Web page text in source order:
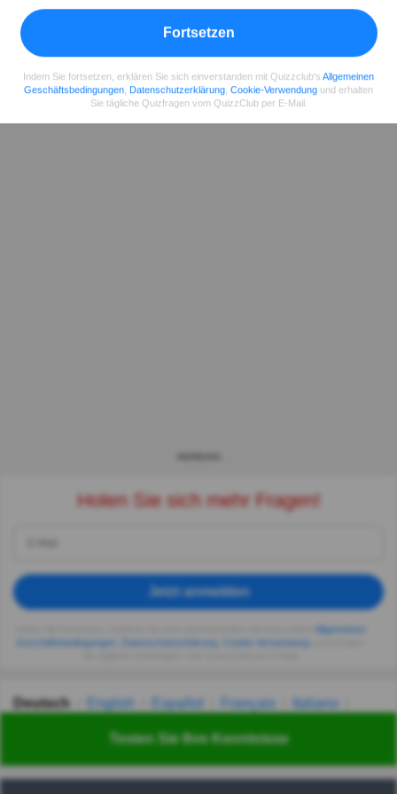
Testen Sie Ihre Kenntnisse
Holen Sie sich mehr Fragen!
Jetzt anmelden
Allgemeinen
Geschäftsbedingungen
Datenschutzerklärung Cookie-Verwendung
Deutsch English Español Français
Italiano
Українська हिन्दी 한국어 汉语
Fortsetzen
Indem Sie fortsetzen, erklären Sie sich einverstanden mit Quizzclub's Allgemeinen
Geschäftsbedingungen Datenschutzerklärung Cookie-Verwendung und erhalten
Sie tägliche Quizfragen vom QuizzClub per E-Mail.